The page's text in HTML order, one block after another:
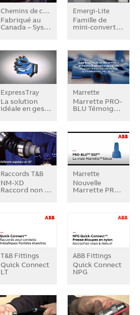
Chemins de câbles T&B MD
Fabriqué au
Canada – Sys…
Emergi-Lite
Famille de
mini-convert…
ExpressTray
La solution
idéale en ges…
Marrette
Marrette PRO-
BLU Témoig…
Raccords T&B
NM-XD
Raccord non …
Marrette
Nouvelle
Marrette PR…
T&B Fittings
Quick Connect
LT
ABB Fittings
Quick Connect
NPG